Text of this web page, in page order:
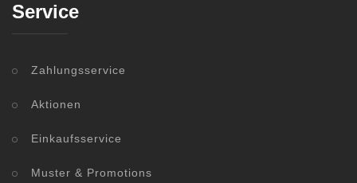
Service
Zahlungsservice
Aktionen
Einkaufsservice
Muster & Promotions